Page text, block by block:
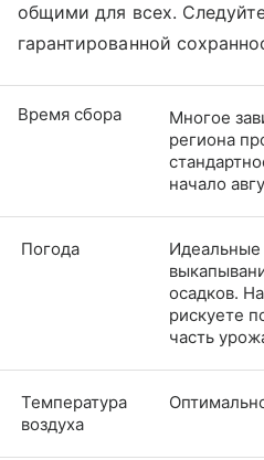
общими для всех.
гарантированной
Время сбора
Многое
региона
начало
Погода
Идеальные
осадков.
рискуете
часть
Температура
воздуха